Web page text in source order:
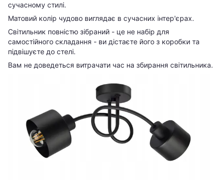
сучасному стилі.
Матовий колір чудово виглядає в сучасних інтер'єрах.
Світильник повністю зібраний - це не набір для
самостійного складання - ви дістаєте його з коробки та
підвішуєте до стелі.
Вам не доведеться витрачати час на збирання світильника.